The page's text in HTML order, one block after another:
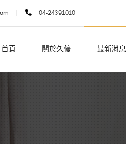
04-24391010
首頁 關於久優 最新消息